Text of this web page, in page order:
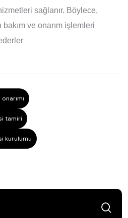
sağlanır. Böylece,
ve onarım işlemleri
tamiri
kurulumu